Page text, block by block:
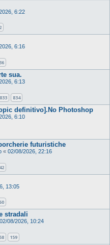
6:22
6:16
36
sua.
6:13
833 834
definitivo].No Photoshop
6:10
futuristiche
« 02/08/2026, 22:16
42
13:05
60
stradali
02/08/2026, 10:24
159